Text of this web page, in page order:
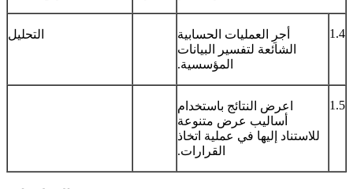
1.4
أجرِ العمليات الحسابية
الشائعة لتفسير البيانات
المؤسسية.
التحليل
1.5
اعرض النتائج باستخدام
أساليب عرض متنوعة
للاستناد إليها في عملية اتخاذ
القرارات.